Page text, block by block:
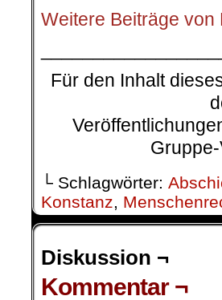
Weitere Beiträge von
Für den Inhalt
└ Schlagwörter:
Konstanz,
Diskussion ¬
Kommentar ¬